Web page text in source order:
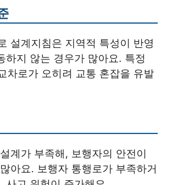
설계지침은 지역적 특성이 반영
하지 않는 경우가 많아요. 특정
차로가 오히려 교통 혼잡을 유발
계가 부족해, 보행자의 안전이
아요. 보행자 통행로가 부족하거